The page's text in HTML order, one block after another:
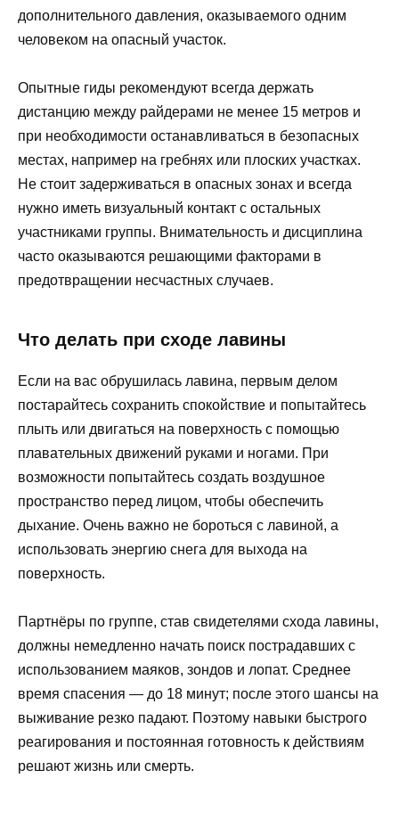
дополнительного давления, оказываемого одним
человеком на опасный участок.
Опытные гиды рекомендуют всегда держать
дистанцию между райдерами не менее 15 метров и
при необходимости останавливаться в безопасных
местах, например на гребнях или плоских участках.
Не стоит задерживаться в опасных зонах и всегда
нужно иметь визуальный контакт с остальных
участниками группы. Внимательность и дисциплина
часто оказываются решающими факторами в
предотвращении несчастных случаев.
Что делать при сходе лавины
Если на вас обрушилась лавина, первым делом
постарайтесь сохранить спокойствие и попытайтесь
плыть или двигаться на поверхность с помощью
плавательных движений руками и ногами. При
возможности попытайтесь создать воздушное
пространство перед лицом, чтобы обеспечить
дыхание. Очень важно не бороться с лавиной, а
использовать энергию снега для выхода на
поверхность.
Партнёры по группе, став свидетелями схода лавины,
должны немедленно начать поиск пострадавших с
использованием маяков, зондов и лопат. Среднее
время спасения — до 18 минут; после этого шансы на
выживание резко падают. Поэтому навыки быстрого
реагирования и постоянная готовность к действиям
решают жизнь или смерть.